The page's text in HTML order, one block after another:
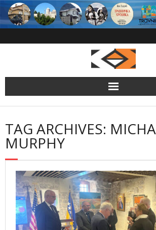
Skip
content
TAG ARCHIVES:
MURPHY